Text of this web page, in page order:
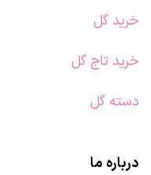
خرید گل
خرید تاج گل
دسته گل
درباره ما